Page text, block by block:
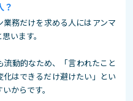
？
務だけを求める人にはアンマ
います。
動的なため、「言われたこと
はできるだけ避けたい」とい
からです。